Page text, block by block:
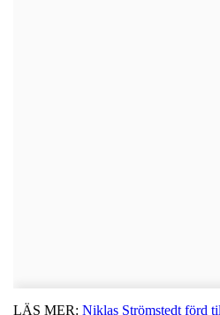
LÄS MER: Niklas Strömstedt förd